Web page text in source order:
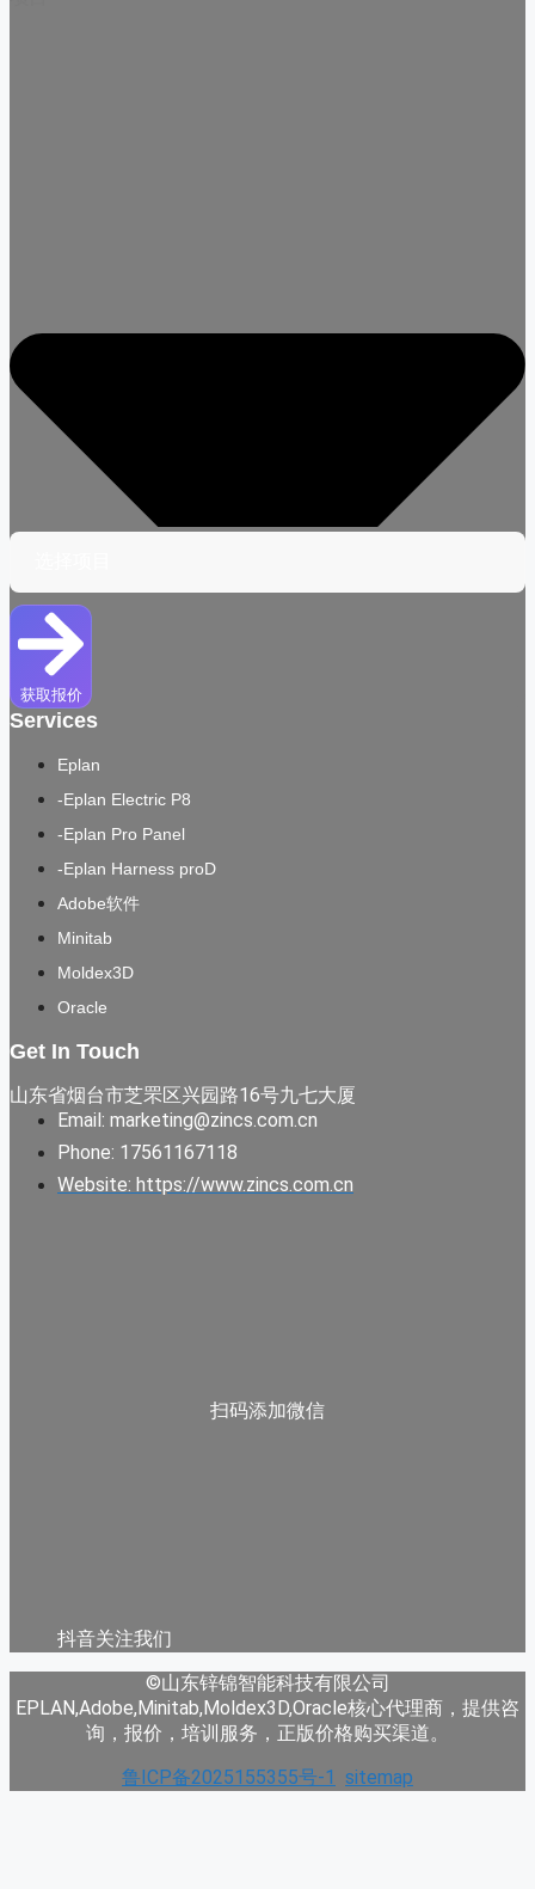
获取报价
Services
Eplan
-Eplan Electric P8
-Eplan Pro Panel
-Eplan Harness proD
Adobe软件
Minitab
Moldex3D
Oracle
Get In Touch
山东省烟台市芝罘区兴园路16号九七大厦
Email: marketing@zincs.com.cn
Phone: 17561167118
Website: https://www.zincs.com.cn
扫码添加微信
抖音关注我们
©山东锌锦智能科技有限公司
EPLAN,Adobe,Minitab,Moldex3D,Oracle核心代理商，提供咨
询，报价，培训服务，正版价格购买渠道。
鲁ICP备2025155355号-1
sitemap